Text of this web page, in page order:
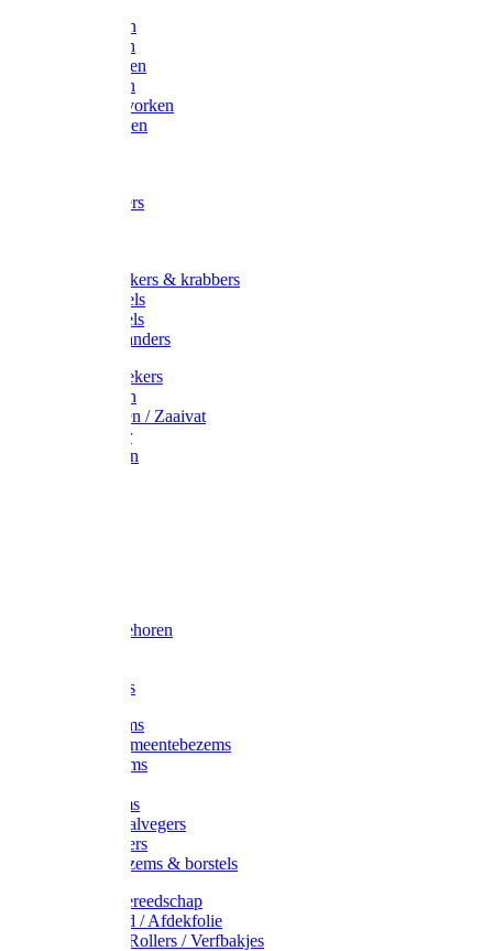
Hooivorken
Mestvorken
Bietenvorken
Maisvorken
Aardappelvorken
Vijgenvorken
Tuinkrabbers
Onkruidstekers & krabbers
Hartschoffels
Ruitschoffels
Onkruidbranders
Graskantstekers
Verticuteren
Strooiwagen / Zaaivat
Grasmaaier
Grasscharen
Slede toebehoren
Composters
Straatbezems
Stads- / Gemeentebezems
Terrasbezems
Gootbezems
Kamer-/Zaalvegers
Vloertrekkers
Onkruidbezems & borstels
Schildersgereedschap
Afplakband / Afdekfolie
Kwasten / Rollers / Verfbakjes